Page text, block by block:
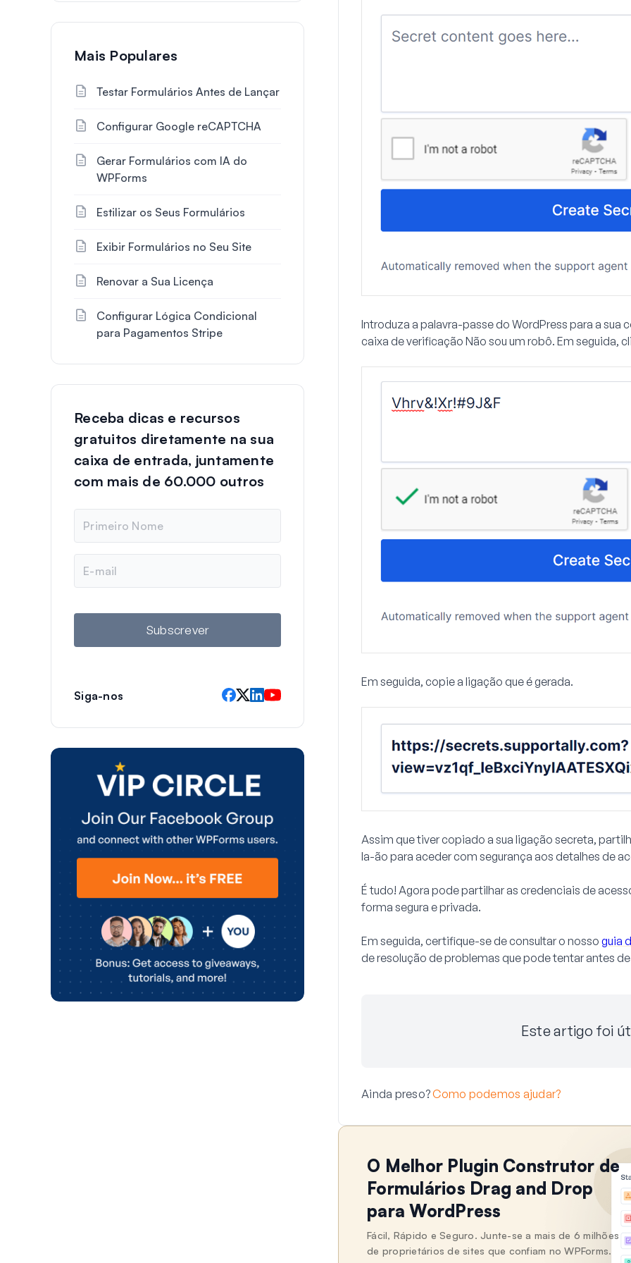
Introduza a palavra-passe do WordPress para a
caixa de verificação Não sou um robô. Em seguida,
Em seguida, copie a ligação que é gerada.
Assim que tiver copiado a sua ligação secreta,
la-ão para aceder com segurança aos detalhes de
É tudo! Agora pode partilhar as credenciais de
forma segura e privada.
Em seguida, certifique-se de consultar o nosso guia
de resolução de problemas que pode tentar antes
Este artigo foi
Ainda preso?Como podemos ajudar?
O Melhor Plugin Construtor de
Formulários Drag and Drop
para WordPress
Fácil, Rápido e Seguro. Junte-se a mais de 6 milhões
de proprietários de sites que confiam no WPForms.
Mais Populares
Testar Formulários Antes de Lançar
Configurar Google reCAPTCHA
Gerar Formulários com IA do
WPForms
Estilizar os Seus Formulários
Exibir Formulários no Seu Site
Renovar a Sua Licença
Configurar Lógica Condicional
para Pagamentos Stripe
Receba dicas e recursos
gratuitos diretamente na sua
caixa de entrada, juntamente
com mais de 60.000 outros
m
e
a
l
Subscrever
Siga-nos